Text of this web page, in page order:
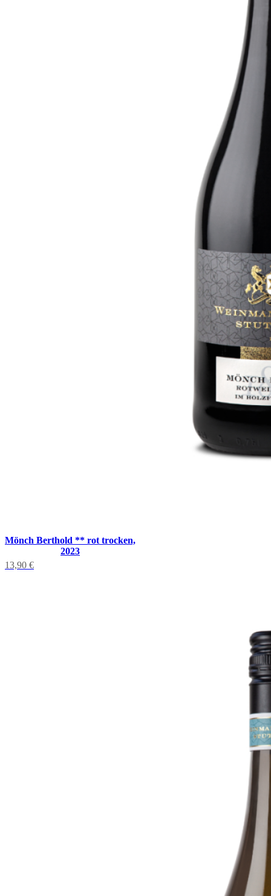
Mönch Berthold ** rot trocken,
2023
13,90 €